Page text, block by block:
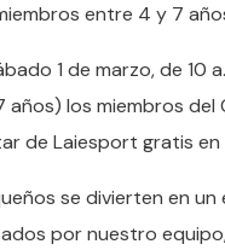
entre 4 y 7
1 de marzo, de 10
años) los miembros del
de Laiesport gratis en
se divierten en
por nuestro